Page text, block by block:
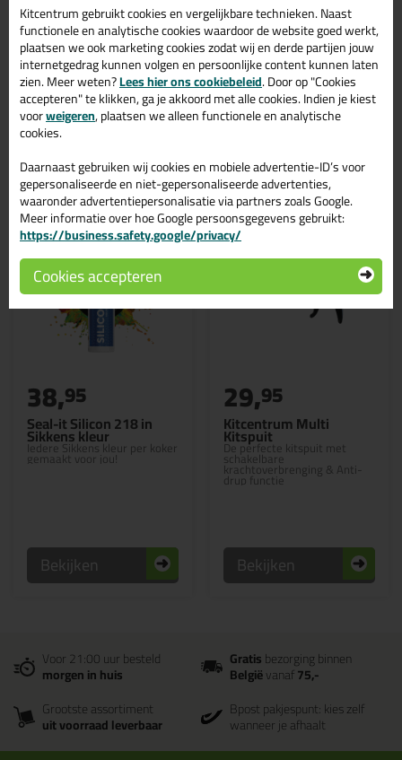
morgen in huis.
Wil je meer weten over de toepassing en kenmerken van dit
product?Lees alles over dit product >
Gerelateerde producten
Seal-it Silicon 218 in
Sikkens kleur
Iedere Sikkens kleur per koker
gemaakt voor jou!
38,95
Bekijken
Kitcentrum Multi
Kitspuit
De perfecte kitspuit met
schakelbare
krachtoverbrenging & Anti-
drup functie
29,95
Bekijken
Voor 21:00 uur besteld
morgen in huis
Gratisbezorging binnen
Belgiëvanaf75,-
Grootste assortiment
uit voorraad leverbaar
Bpost pakjespunt: kies zelf
wanneer je afhaalt
Kitcentrum gebruikt cookies en vergelijkbare technieken. Naast
functionele en analytische cookies waardoor de website goed werkt,
plaatsen we ook marketing cookies zodat wij en derde partijen jouw
internetgedrag kunnen volgen en persoonlijke content kunnen laten
zien. Meer weten?Lees hier ons cookiebeleid. Door op "Cookies
accepteren" te klikken, ga je akkoord met alle cookies. Indien je kiest
voorweigeren, plaatsen we alleen functionele en analytische
cookies.
Daarnaast gebruiken wij cookies en mobiele advertentie-ID’s voor
gepersonaliseerde en niet-gepersonaliseerde advertenties,
waaronder advertentiepersonalisatie via partners zoals Google.
Meer informatie over hoe Google persoonsgegevens gebruikt:
https://business.safety.google/privacy/
Cookies accepteren